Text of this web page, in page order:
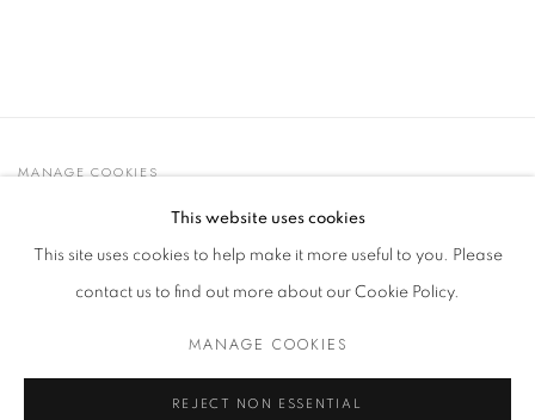
MANAGE COOKIES
© 2021 GALLERIA D'ARTE MAGGIORE G.A.M.
SITE BY ARTLOGIC
t. +39 051 235843 | info@maggioregam.com
This website uses cookies
This site uses cookies to help make it more useful to you. Please
contact us to find out more about our Cookie Policy.
MANAGE COOKIES
REJECT NON ESSENTIAL